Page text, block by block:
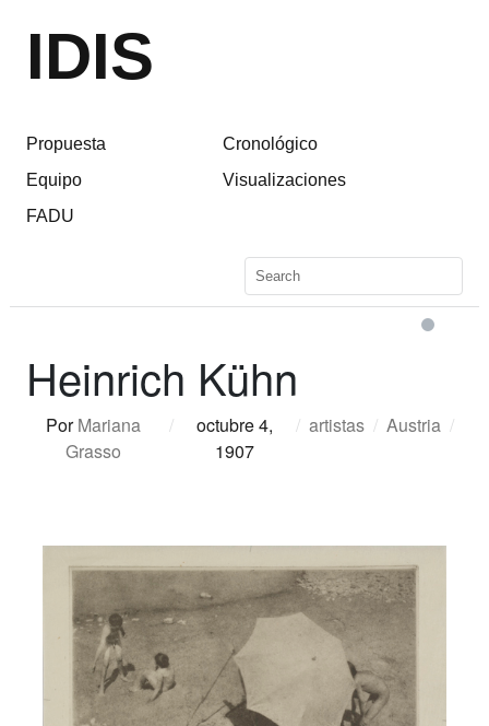
IDIS
Propuesta
Equipo
FADU
Cronológico
Visualizaciones
Heinrich Kühn
PorMariana
Grasso
/
octubre 4,
1907
/ artistas / Austria /